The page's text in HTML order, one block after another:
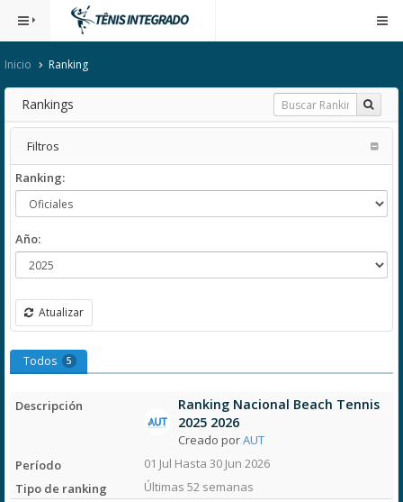
Inicio Ranking
Rankings
Filtros
Ranking:
Año:
Atualizar
Todos 5
Ranking Nacional Beach Tennis
2025 2026
Creado porAUT
01 Jul Hasta 30 Jun 2026
Últimas 52 semanas